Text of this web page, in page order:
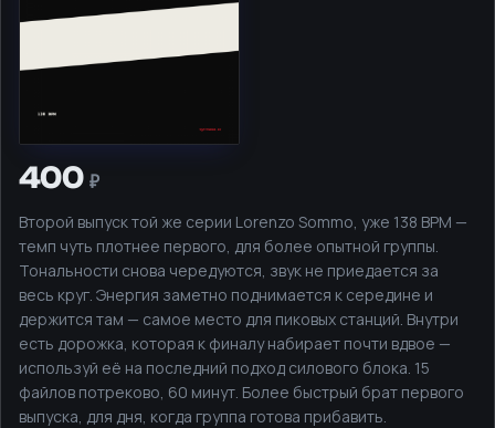
400
Второй выпуск той же серии Lorenzo Sommo, уже 138 BPM —
темп чуть плотнее первого, для более опытной группы.
Тональности снова чередуются, звук не приедается за
весь круг. Энергия заметно поднимается к середине и
держится там — самое место для пиковых станций. Внутри
есть дорожка, которая к финалу набирает почти вдвое —
используй её на последний подход силового блока. 15
файлов потреково, 60 минут. Более быстрый брат первого
выпуска, для дня, когда группа готова прибавить.